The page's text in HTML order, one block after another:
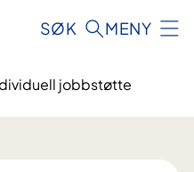
SØK MENY
jobbstøtte